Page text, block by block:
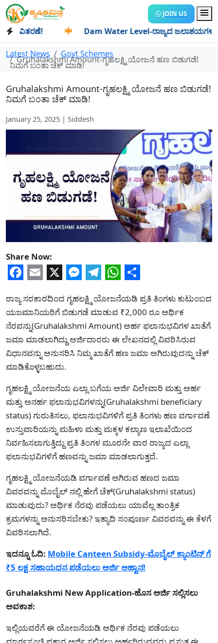
JOIN US
✱ Dam Water Level-ರಾಜ್ಯದ ಜಲಾಶಯಗಳಿಗೆ ಒಂದೇ
Latest News Govt Schemes
Gruhalakshmi Amount-ಗೃಹಲಕ್ಷ್ಮಿ ಯೋಜನೆ ಹಣ ಬಿಡುಗಡೆ!
ನಿಮಗೆ ಬಂತಾ ಚೆಕ್ ಮಾಡಿ!
Gruhalakshmi Amount-ಗೃಹಲಕ್ಷ್ಮಿ ಯೋಜನೆ ಹಣ ಬಿಡುಗಡೆ!
ನಿಮಗೆ ಬಂತಾ ಚೆಕ್ ಮಾಡಿ!
January 25, 2025 | Siddesh
Share Now:
Facebook
Email
X Messenger
Telegram
WhatsApp
Share
ರಾಜ್ಯ ಸರಕಾರದಿಂದ ಗೃಹಲಕ್ಷ್ಮಿ ಯೋಜನೆಯಡಿ ಪ್ರತಿ ತಿಂಗಳು ಕುಟುಂಬದ
ಯಜಮಾನಿಯರಿಗೆ ಬಿಡುಗಡೆ ಮಾಡುವ ₹2,000 ರೂ ಅರ್ಥಿಕ
ನೆರವನ್ನು(Gruhalakshmi Amount) ಅರ್ಹ ಫಲಾನುಭವಿಗಳ ಖಾತೆಗೆ
ಜಮಾ ಮಾಡಲಾಗಿದ್ದು ಅರ್ಜಿದಾರರು ಈ ಲೇಖನದಲ್ಲಿ ವಿವರಿಸಿರುವ
ವಿಧಾನವನ್ನು ಅನುಸರಿಸಿ ನಿಮ್ಮ ಖಾತೆಗೆ ಹಣ ಜಮಾ ಅಗಿರುವುದನ್ನು ಚೆಕ್
ಮಾಡಿಕೊಳ್ಳಬಹುದು.
ಗೃಹಲಕ್ಷ್ಮಿ ಯೋಜನೆಯ ಎಲ್ಲಾ ಬಗೆಯ ಅರ್ಜಿ ವಿಲೇವಾರಿ ಮತ್ತು ಅರ್ಹ
ಮತ್ತು ಅನರ್ಹ ಫಲಾನುಭವಿಗಳನ್ನು(Gruhalakshmi beneficiary
status) ಗುರುತಿಸಲು, ಫಲಾನುಭವಿಗಳಿಗೆ ಪ್ರತಿ ತಿಂಗಳು ಹಣ ವರ್ಗಾವಣೆ
ಉಸ್ತುವಾರಿಯನ್ನು ಮಹಿಳಾ ಮತ್ತು ಮಕ್ಕಳ ಕಲ್ಯಾಣ ಇಲಾಖೆಯಿಂದ
ನಿರ್ವಹಿಸಲಾಗುತ್ತಿದ್ದು ಪ್ರತಿ ತಿಂಗಳ ಮೂರನೇ ವಾರ ರಾಜ್ಯದ ಎಲ್ಲಾ
ಫಲಾನುಭವಿಗಳಿಗೆ ಹಣವನ್ನು ಜಮಾ ಮಾಡಲಾಗುತ್ತದೆ.
ಗೃಹಲಕ್ಷ್ಮಿ ಯೋಜನೆಯಡಿ ವರ್ಗಾವಣೆ ಅಗಿರುವ ಹಣದ ಜಮಾ
ವಿವರವನ್ನು ಮೊಬೈಲ್ ನಲ್ಲಿ ಹೇಗೆ ಚೆಕ್(Gruhalakshmi status)
ಮಾಡುವುದು? ಅರ್ಥಿಕ ನೆರವು ಪಡೆಯಲು ಯಾವೆಲ್ಲ ತಾಂತ್ರಿಕ
ಕ್ರಮಗಳನ್ನು ಅನುಸರಿಸಬೇಕು? ಇತ್ಯಾದಿ ಸಂಪೂರ್ಣ ವಿವರವನ್ನು ಈ ಕೆಳಗೆ
ವಿವರಿಸಲಾಗಿದೆ.
ಇದನ್ನೂ ಓದಿ: Mobile Canteen Subsidy-ಮೊಬೈಲ್ ಕ್ಯಾಂಟಿನ್ ಗೆ
₹5 ಲಕ್ಷ ಸಹಾಯಧನ ಪಡೆಯಲು ಅರ್ಜಿ ಆಹ್ವಾನ!
Gruhalakshmi New Application-ಹೊಸ ಅರ್ಜಿ ಸಲ್ಲಿಸಲು
ಅವಕಾಶ:
ಇಲ್ಲಿಯವರೆಗೆ ಈ ಯೋಜನೆಯಡಿ ಅರ್ಥಿಕ ನೆರವು ಪಡೆಯಲು